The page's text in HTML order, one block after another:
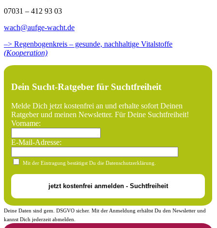
07031 – 412 93 03
wach@aufge-wacht.de
–> Regenbogenkreis – gesunde, nachhaltige Vitalstoffe
(Kooperation)
Dein Sucht-Ratgeber für Suchtfreiheit
Melde Dich jetzt kostenfrei an und erhalte sofort Deinen
Ratgeber und meinen Newsletter. Für Deine Suchtfreiheit!
Vorname:
E-Mail-Adresse:
Mit der Eintragung bestätigst Du die Datenschutzerklärung.
Deine Daten sind gem. DSGVO sicher. Mit der Anmeldung erhältst Du den Newsletter und
kannst Dich jederzeit abmelden.